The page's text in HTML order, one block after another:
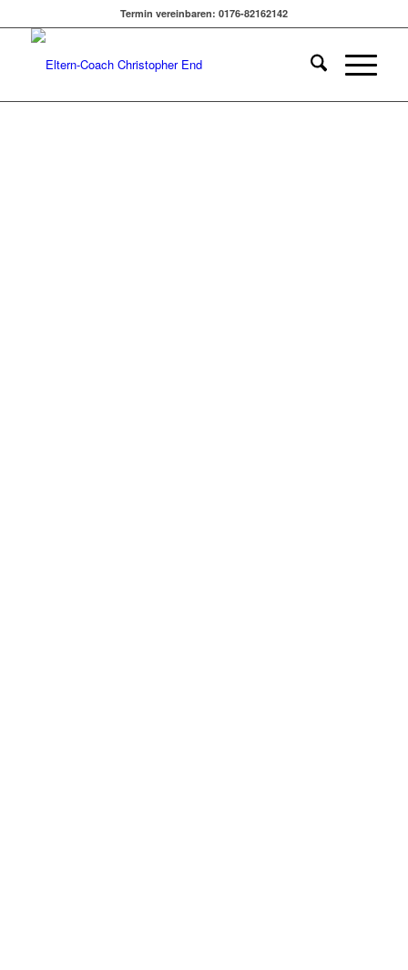
Termin vereinbaren: 0176-82162142
ANANDO WÜRZBURGER:
MIT KINDERN MEDITIEREN